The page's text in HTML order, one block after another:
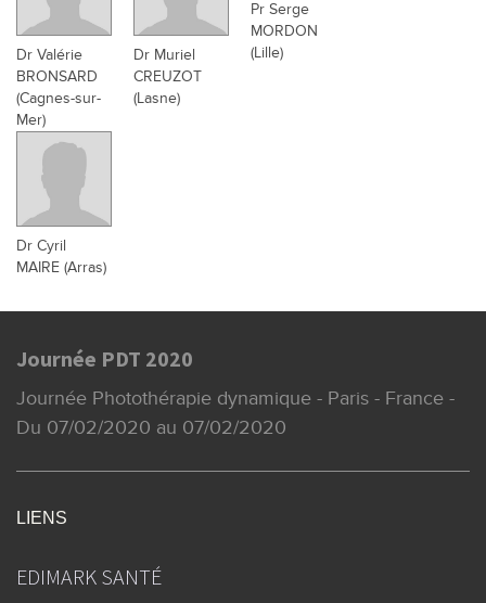
Dr Valérie
BRONSARD
(Cagnes-sur-
Mer)
Dr Muriel
CREUZOT
(Lasne)
Pr Serge
MORDON
(Lille)
Dr Cyril
MAIRE (Arras)
Journée PDT 2020
Journée Photothérapie dynamique - Paris - France -
Du 07/02/2020 au 07/02/2020
LIENS
EDIMARK SANTÉ